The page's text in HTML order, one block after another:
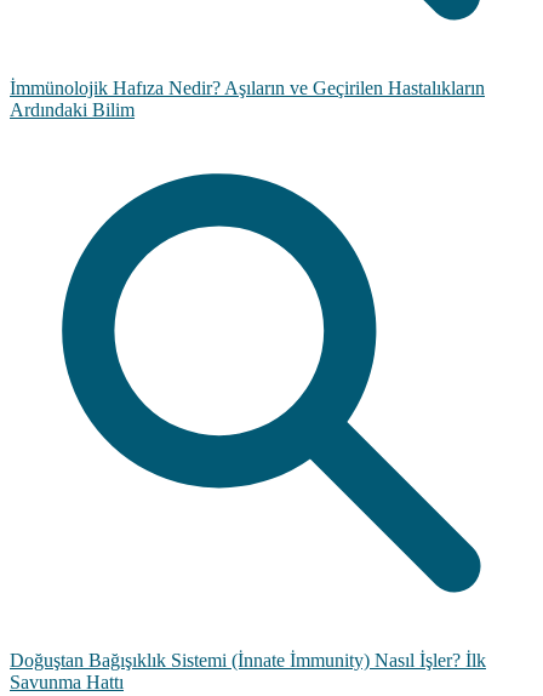
İmmünolojik Hafıza Nedir? Aşıların ve Geçirilen Hastalıkların
Ardındaki Bilim
Doğuştan Bağışıklık Sistemi (İnnate İmmunity) Nasıl İşler? İlk
Savunma Hattı